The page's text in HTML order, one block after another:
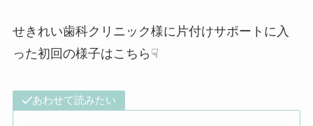
せきれい歯科クリニック様に片付けサポートに入
った初回の様子はこちら☟
あわせて読みたい